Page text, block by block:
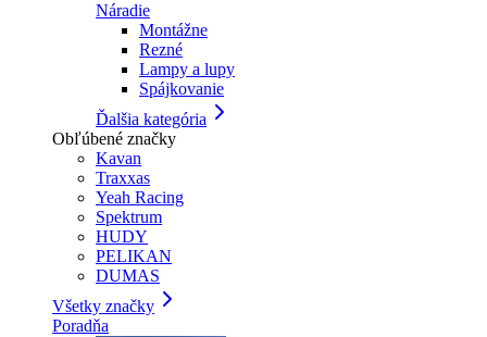
Náradie
Montážne
Rezné
Lampy a lupy
Spájkovanie
Ďalšia kategória
Obľúbené značky
Kavan
Traxxas
Yeah Racing
Spektrum
HUDY
PELIKAN
DUMAS
Všetky značky
Poradňa